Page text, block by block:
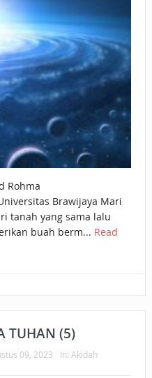
Rohma
Brawijaya Mari
tanah yang sama lalu
buah berm... Read
TUHAN (5)
09, 2023 In: Akidah